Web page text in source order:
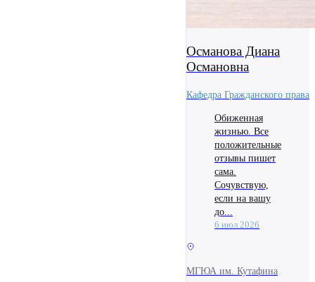
Османова Диана
Османовна
Кафедра Гражданского права
Обиженная
жизнью. Все
положительные
отзывы пишет
сама.
Сочувствую,
если на вашу
до...
6 июл 2026
МГЮА им. Кутафина